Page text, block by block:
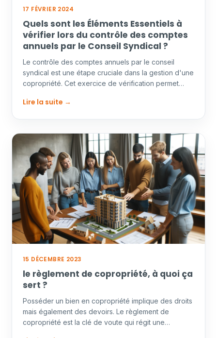
17 FÉVRIER 2024
Quels sont les Éléments Essentiels à
vérifier lors du contrôle des comptes
annuels par le Conseil Syndical ?
Le contrôle des comptes annuels par le conseil
syndical est une étape cruciale dans la gestion d'une
copropriété. Cet exercice de vérification permet
Lire la suite →
15 DÉCEMBRE 2023
le règlement de copropriété, à quoi ça
sert ?
Posséder un bien en copropriété implique des droits
mais également des devoirs. Le règlement de
copropriété est la clé de voute qui régit une